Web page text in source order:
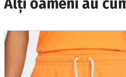
Alți oameni au